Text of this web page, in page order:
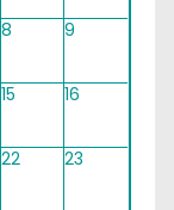
8 9
15 16
22 23